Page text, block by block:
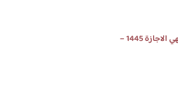
كم باقي وتنتهي الاجازة 1445 –